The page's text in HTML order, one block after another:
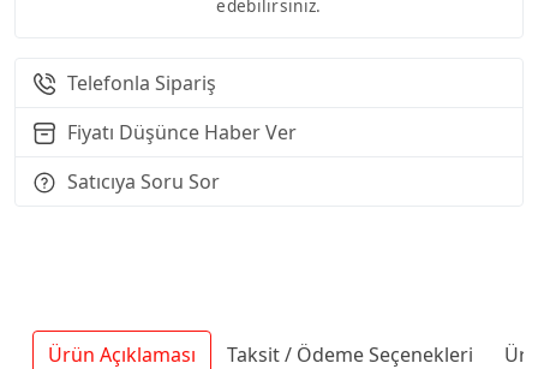
edebilirsiniz.
Telefonla Sipariş
Fiyatı Düşünce Haber Ver
Satıcıya Soru Sor
Ürün Açıklaması Taksit / Ödeme Seçenekleri